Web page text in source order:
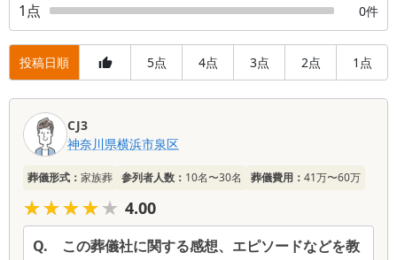
1 点 0件
投稿日順 5点 4点 3点 2点 1 点
CJ3
神奈川県横浜市泉区
葬儀形式： 家族葬 参列者人数： 10名〜30名 葬儀費用： 41万〜60万
★★★★★
★★★★★ 4.00
Q. この葬儀社に関する感想、エピソードなどを教